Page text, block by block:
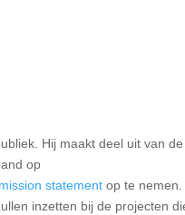
Hij maakt deel uit van de
op
mission statement op te nemen.
inzetten bij de projecten